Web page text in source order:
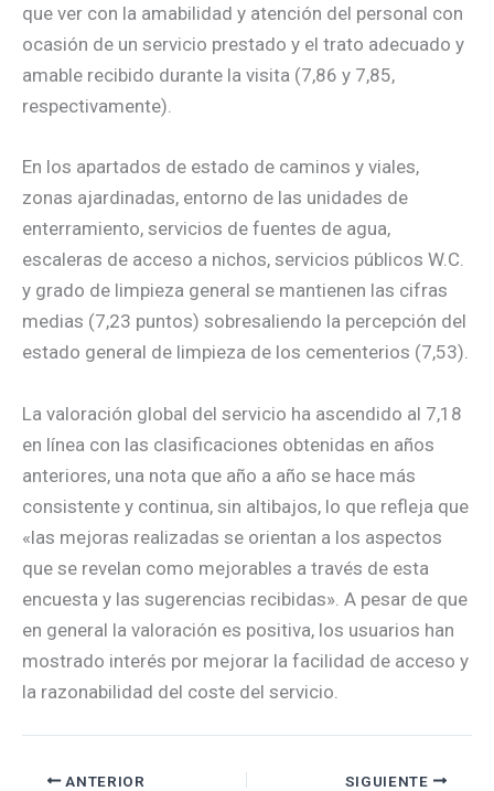
que ver con la amabilidad y atención del personal con
ocasión de un servicio prestado y el trato adecuado y
amable recibido durante la visita (7,86 y 7,85,
respectivamente).
En los apartados de estado de caminos y viales,
zonas ajardinadas, entorno de las unidades de
enterramiento, servicios de fuentes de agua,
escaleras de acceso a nichos, servicios públicos W.C.
y grado de limpieza general se mantienen las cifras
medias (7,23 puntos) sobresaliendo la percepción del
estado general de limpieza de los cementerios (7,53).
La valoración global del servicio ha ascendido al 7,18
en línea con las clasificaciones obtenidas en años
anteriores, una nota que año a año se hace más
consistente y continua, sin altibajos, lo que refleja que
«las mejoras realizadas se orientan a los aspectos
que se revelan como mejorables a través de esta
encuesta y las sugerencias recibidas». A pesar de que
en general la valoración es positiva, los usuarios han
mostrado interés por mejorar la facilidad de acceso y
la razonabilidad del coste del servicio.
ANTERIOR SIGUIENTE